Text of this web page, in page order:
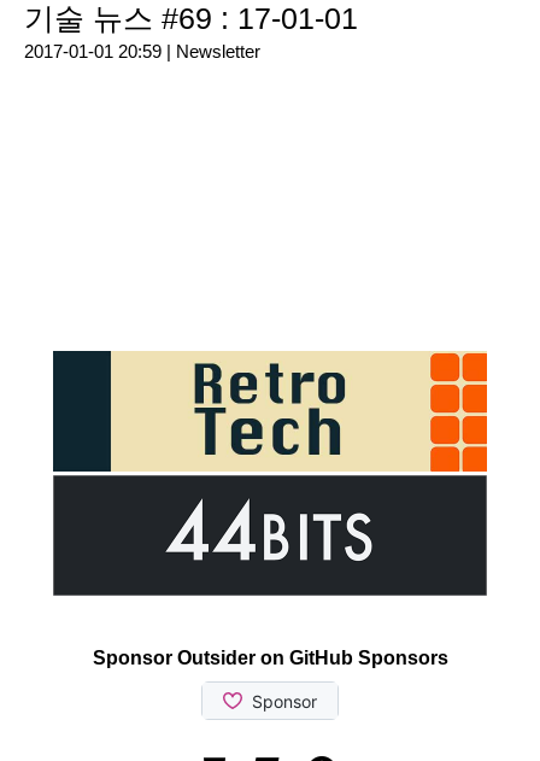
기술 뉴스 #69 : 17-01-01
2017-01-01 20:59 | Newsletter
Sponsor Outsider on GitHub Sponsors